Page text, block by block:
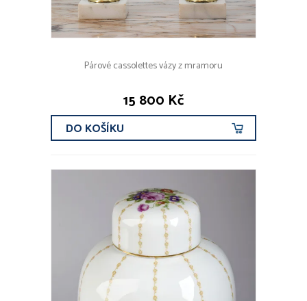
Párové cassolettes vázy z mramoru
15 800 Kč
DO KOŠÍKU